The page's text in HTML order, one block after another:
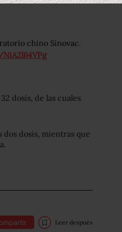
chino Sinovac.
dosis, de las cuales
dos dosis, mientras que
Leer después